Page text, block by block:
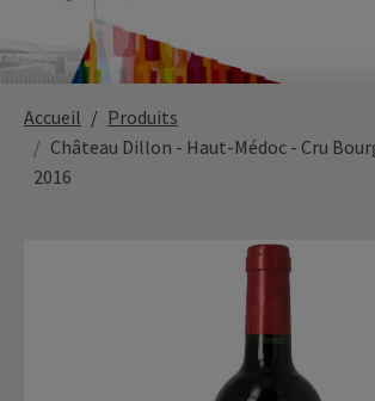
Accueil
Produits
Château Dillon - Haut-Médoc - Cru
2016